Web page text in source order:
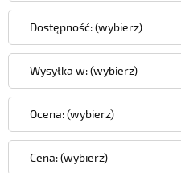
Dostępność: (wybierz)
Wysyłka w: (wybierz)
Ocena: (wybierz)
Cena: (wybierz)